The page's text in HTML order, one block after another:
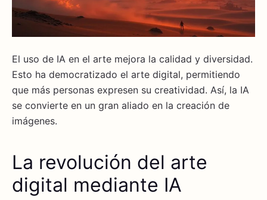
El uso de IA en el arte mejora la calidad y diversidad.
Esto ha democratizado el arte digital, permitiendo
que más personas expresen su creatividad. Así, la IA
se convierte en un gran aliado en la creación de
imágenes.
La revolución del arte
digital mediante IA